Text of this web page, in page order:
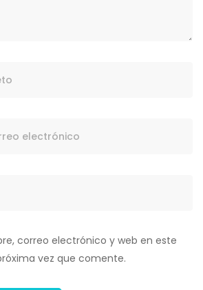
correo electrónico y web en este
vez que comente.